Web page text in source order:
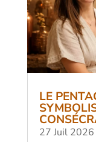
LE
27 Juil 2026